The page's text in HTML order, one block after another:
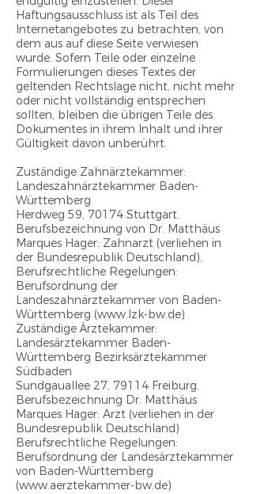
Haftungsausschluss ist als Teil des
Internetangebotes zu betrachten, von
dem aus auf diese Seite verwiesen
wurde. Sofern Teile oder einzelne
Formulierungen dieses Textes der
geltenden Rechtslage nicht, nicht mehr
oder nicht vollständig entsprechen
sollten, bleiben die übrigen Teile des
Dokumentes in ihrem Inhalt und ihrer
Gültigkeit davon unberührt.
Zuständige Zahnärztekammer:
Landeszahnärztekammer Baden-
Württemberg
Herdweg 59, 70174 Stuttgart.
Berufsbezeichnung von Dr. Matthäus
Marques Hager: Zahnarzt (verliehen in
der Bundesrepublik Deutschland),
Berufsrechtliche Regelungen:
Berufsordnung der
Landeszahnärztekammer von Baden-
Württemberg (www.lzk-bw.de)
Zuständige Ärztekammer:
Landesärztekammer Baden-
Württemberg Bezirksärztekammer
Südbaden
Sundgauallee 27, 79114 Freiburg.
Berufsbezeichnung Dr. Matthäus
Marques Hager: Arzt (verliehen in der
Bundesrepublik Deutschland)
Berufsrechtliche Regelungen:
Berufsordnung der Landesärztekammer
von Baden-Württemberg
(www.aerztekammer-bw.de)